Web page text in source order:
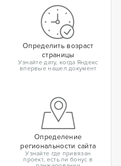
Определить возраст
страницы
Узнайте дату, когда Яндекс
впервые нашел документ
Определение
региональности сайта
Узнайте где привязан
проект, есть ли бонус в